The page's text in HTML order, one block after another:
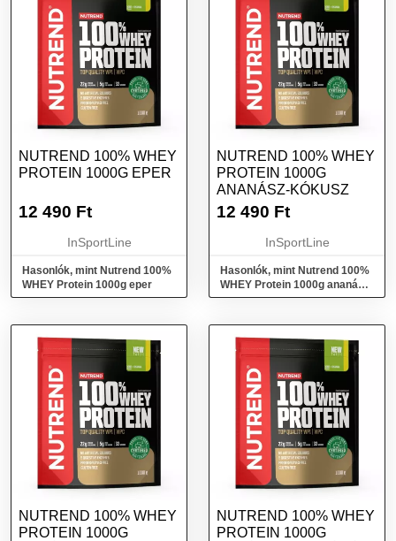
NUTREND 100% WHEY
PROTEIN 1000G EPER
12 490 Ft
InSportLine
Hasonlók, mint Nutrend 100%
WHEY Protein 1000g eper
NUTREND 100% WHEY
PROTEIN 1000G
ANANÁSZ-KÓKUSZ
12 490 Ft
InSportLine
Hasonlók, mint Nutrend 100%
WHEY Protein 1000g ananász-
kókusz
NUTREND 100% WHEY
PROTEIN 1000G
NUTREND 100% WHEY
PROTEIN 1000G